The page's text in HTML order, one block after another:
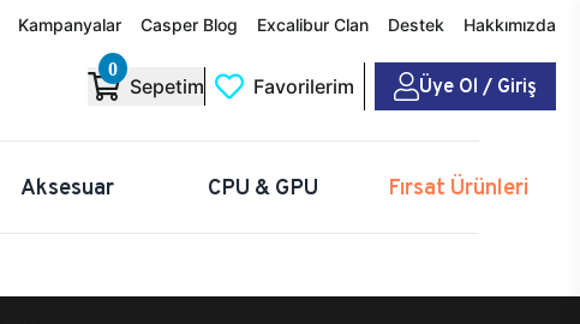
Kampanyalar Casper Blog Excalibur Clan Destek Hakkımızda
0
Sepetim Favorilerim Üye Ol / Giriş
Aksesuar CPU & GPU Fırsat Ürünleri